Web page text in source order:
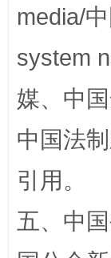
站
漫山遍野的
media/
system
媒、中
中国法
引用。
五、中